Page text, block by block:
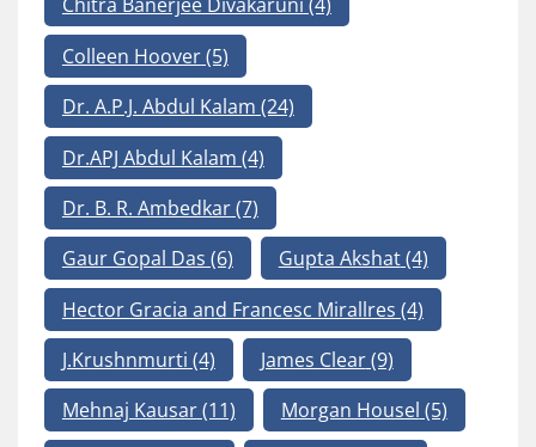
Chitra Banerjee Divakaruni (4)
Colleen Hoover(5)
Dr. A.P.J. Abdul Kalam (24)
Dr.APJ Abdul Kalam (4)
Dr. B. R. Ambedkar(7)
Gaur Gopal Das (6) Gupta Akshat(4)
Hector Gracia and Francesc Mirallres (4)
J.Krushnmurti (4) James Clear(9)
Mehnaj Kausar(11) Morgan Housel (5)